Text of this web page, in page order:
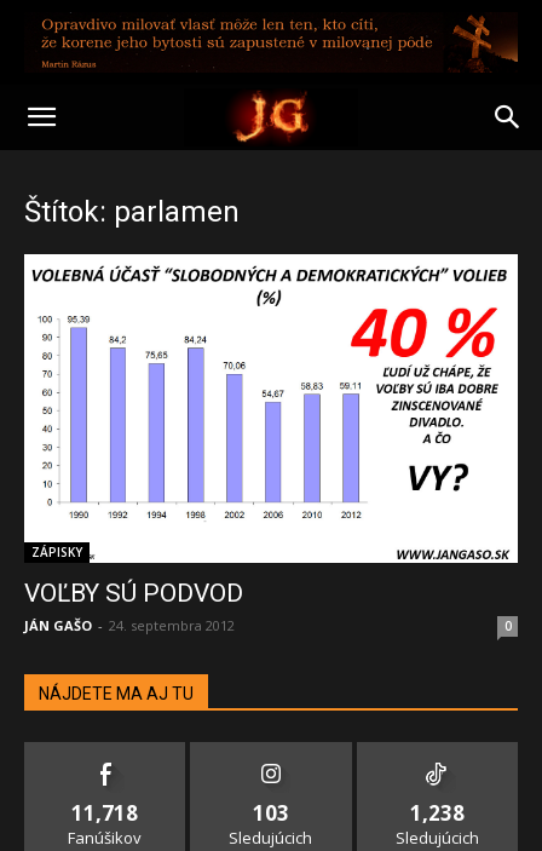
Štítok: parlamen
ZÁPISKY
VOĽBY SÚ PODVOD
JÁN GAŠO - 24. septembra 2012 0
NÁJDETE MA AJ TU
11,718
Fanúšikov
103
Sledujúcich
1,238
Sledujúcich